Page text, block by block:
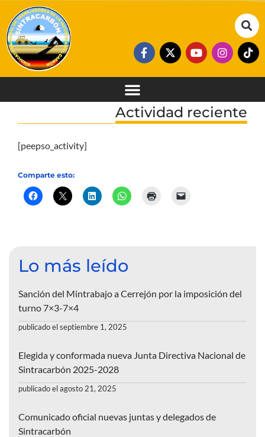
Actividad reciente
[peepso_activity]
Comparte esto:
Lo más leído
Sanción del Mintrabajo a Cerrejón por la imposición del
turno 7×3-7×4
publicado el septiembre 1, 2025
Elegida y conformada nueva Junta Directiva Nacional de
Sintracarbón 2025-2028
publicado el agosto 21, 2025
Comunicado oficial nuevas juntas y delegados de
Sintracarbón